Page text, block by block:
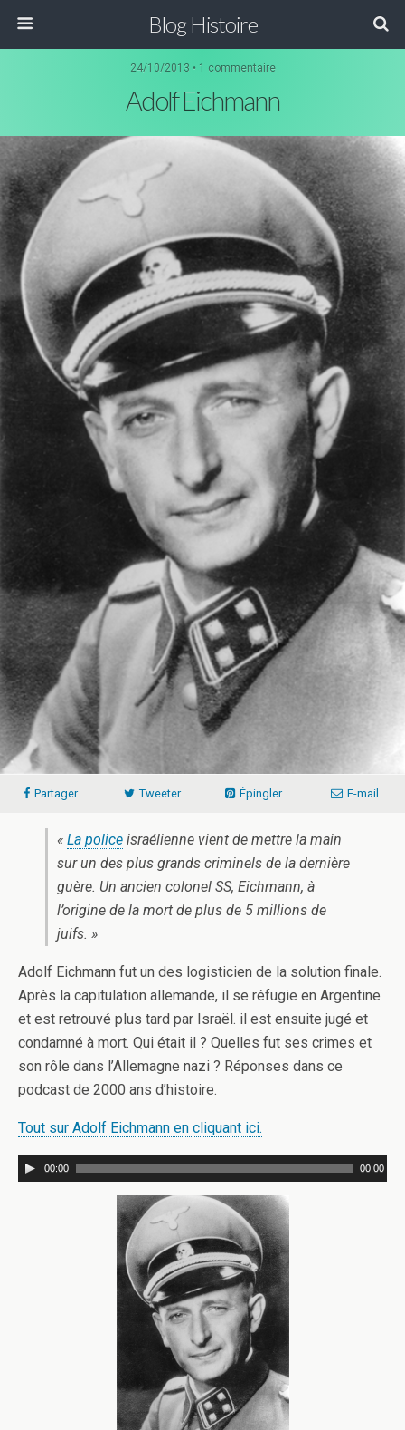
Blog Histoire
24/10/2013 • 1 commentaire
Adolf Eichmann
Partager Tweeter Épingler E-mail
« La police israélienne vient de mettre la main
sur un des plus grands criminels de la dernière
guère. Un ancien colonel SS, Eichmann, à
l’origine de la mort de plus de 5 millions de
juifs. »
Adolf Eichmann fut un des logisticien de la solution finale.
Après la capitulation allemande, il se réfugie en Argentine
et est retrouvé plus tard par Israël. il est ensuite jugé et
condamné à mort. Qui était il ? Quelles fut ses crimes et
son rôle dans l’Allemagne nazi ? Réponses dans ce
podcast de 2000 ans d’histoire.
Tout sur Adolf Eichmann en cliquant ici.
00:00 00:00